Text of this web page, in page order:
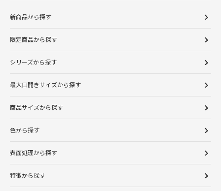
新商品から探す
限定商品から探す
シリーズから探す
最大口開きサイズから探す
商品サイズから探す
色から探す
表面処理から探す
特徴から探す